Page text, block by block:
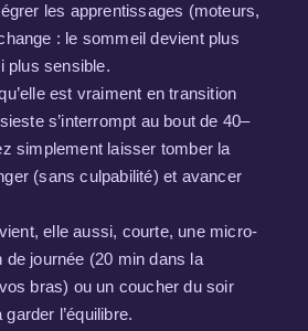
les apprentissages (moteurs,
: le sommeil devient plus
plus sensible.
est vraiment en transition
s’interrompt au bout de 40–
simplement laisser tomber la
(sans culpabilité) et avancer
elle aussi, courte, une micro-
de journée (20 min dans la
bras) ou un coucher du soir
l’équilibre.